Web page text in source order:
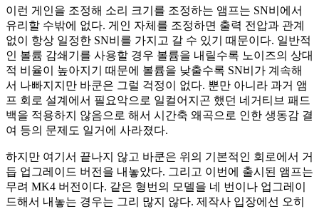
이런 게인을 조정해 소리 크기를 조정하는 앰프는 SN비에서
유리할 수밖에 없다. 게인 자체를 조정하면 출력 전압과 관계
없이 항상 일정한 SN비를 가지고 갈 수 있기 때문이다. 일반적
인 볼륨 감쇄기를 사용할 경우 볼륨을 내릴수록 노이즈의 상대
적 비율이 높아지기 때문에 볼륨을 낮출수록 SN비가 계속해
서 나빠지지만 바쿤은 그럴 걱정이 없다. 뿐만 아니라 과거 앰
프 회로 설계에서 필요악으로 일컬어지곤 했던 네거티브 패드
백을 적용하지 않음으로 해서 시간축 왜곡으로 인한 생동감 결
여 등의 문제도 일거에 사라졌다.
하지만 여기서 끝나지 않고 바쿤은 위의 기본적인 회로에서 거
듭 업그레이드 버전을 내놓았다. 그리고 이번에 출시된 앰프는
무려 MK4 버전이다. 같은 형번의 모델을 네 번이나 업그레이
드해서 내놓는 경우는 그리 많지 않다. 제작사 입장에선 오히